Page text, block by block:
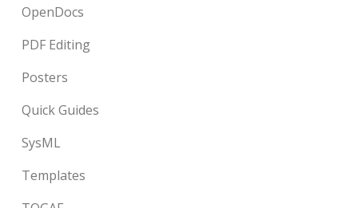
OpenDocs
PDF Editing
Posters
Quick Guides
SysML
Templates